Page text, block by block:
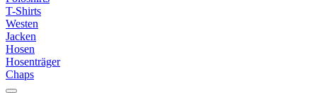
T-Shirts
Westen
Jacken
Hosen
Hosenträger
Chaps